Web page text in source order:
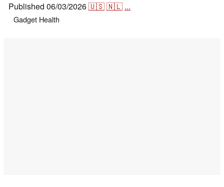
Published 06/03/2026🇺🇸🇳🇱 ...
Gadget Health